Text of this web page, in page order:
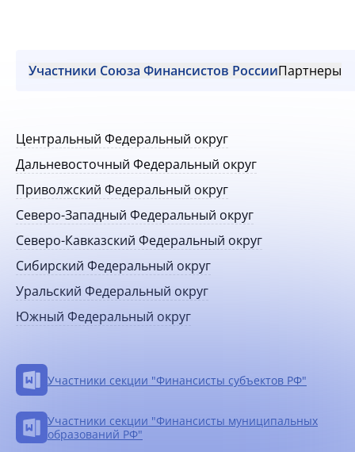
опытом
Участники Союза Финансистов РоссииПартнеры
Центральный Федеральный округ
Дальневосточный Федеральный округ
Приволжский Федеральный округ
Северо-Западный Федеральный округ
Северо-Кавказский Федеральный округ
Сибирский Федеральный округ
Уральский Федеральный округ
Южный Федеральный округ
Участники секции "Финансисты субъектов РФ"
Участники секции "Финансисты муниципальных
образований РФ"